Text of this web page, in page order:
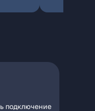
подключение